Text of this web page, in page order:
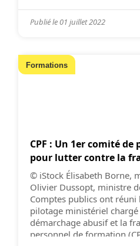
analytique, comptes
Publié le01 juillet 2022
Formations
CPF : Un 1er comité
pour lutter contre la
© iStock Élisabeth Borne,
Olivier Dussopt, ministre
Comptes publics ont réuni
pilotage ministériel
démarchage abusif et la
personnel de formation